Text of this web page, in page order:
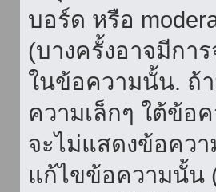
บอร์ด หรือ
(บางครั้งอาจมีกา
ในข้อความนั้น. ถ้
ความเล็กๆ ใต้ข้
จะไม่แสดงข้อควา
แก้ไขข้อความนั้น